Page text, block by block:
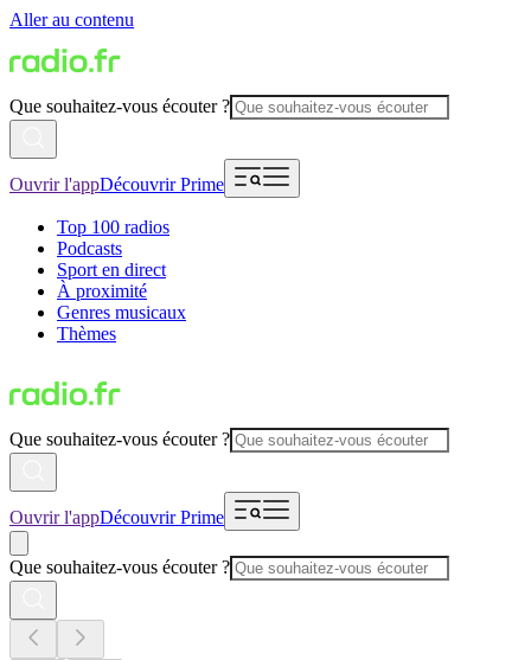
Aller au contenu
Que souhaitez-vous écouter ?
Ouvrir l'appDécouvrir Prime
Top 100 radios
Podcasts
Sport en direct
À proximité
Genres musicaux
Thèmes
Que souhaitez-vous écouter ?
Ouvrir l'appDécouvrir Prime
Que souhaitez-vous écouter ?